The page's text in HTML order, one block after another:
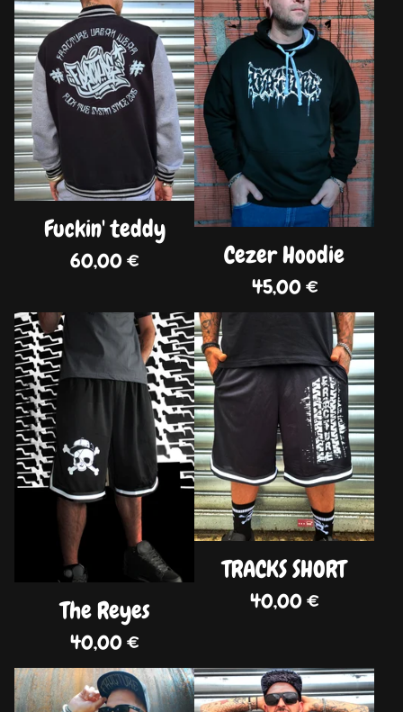
Fuckin' teddy
60,00€ Cezer Hoodie
45,00€
DISPO
The Reyes
40,00€
DISPO
TRACKS SHORT
40,00€
DISPO DISPO